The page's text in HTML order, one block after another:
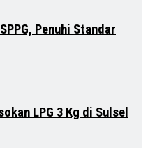
Penuhi Standar
LPG 3 Kg di Sulsel